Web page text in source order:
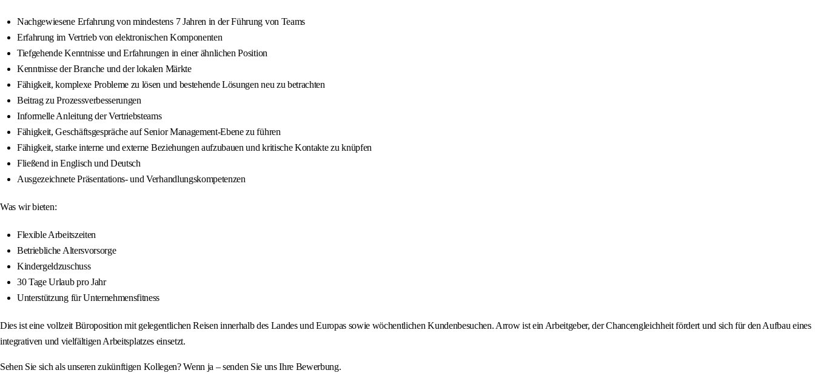
Nachgewiesene Erfahrung von mindestens 7 Jahren in der Führung von Teams
Erfahrung im Vertrieb von elektronischen Komponenten
Tiefgehende Kenntnisse und Erfahrungen in einer ähnlichen Position
Kenntnisse der Branche und der lokalen Märkte
Fähigkeit, komplexe Probleme zu lösen und bestehende Lösungen neu zu betrachten
Beitrag zu Prozessverbesserungen
Informelle Anleitung der Vertriebsteams
Fähigkeit, Geschäftsgespräche auf Senior Management-Ebene zu führen
Fähigkeit, starke interne und externe Beziehungen aufzubauen und kritische Kontakte zu knüpfen
Fließend in Englisch und Deutsch
Ausgezeichnete Präsentations- und Verhandlungskompetenzen
Was wir bieten:
Flexible Arbeitszeiten
Betriebliche Altersvorsorge
Kindergeldzuschuss
30 Tage Urlaub pro Jahr
Unterstützung für Unternehmensfitness
Dies ist eine vollzeit Büroposition mit gelegentlichen Reisen innerhalb des Landes und Europas sowie wöchentlichen Kundenbesuchen. Arrow ist ein Arbeitgeber, der Chancengleichheit fördert und sich für den Aufbau eines
integrativen und vielfältigen Arbeitsplatzes einsetzt.
Sehen Sie sich als unseren zukünftigen Kollegen? Wenn ja – senden Sie uns Ihre Bewerbung.